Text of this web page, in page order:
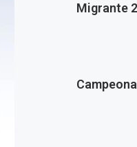
Migrante